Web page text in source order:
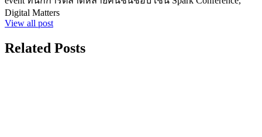
Digital Matters
View all post
Related Posts